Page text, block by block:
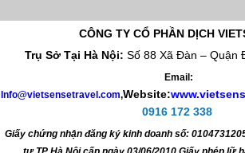
CÔNG TY CỔ PHẦN DỊCH
Trụ Sở Tại Hà Nội: Số 88 Xã Đàn – Quận
Email:
Info@vietsensetravel.com,Website:
0916 172 338
Giấy chứng nhận đăng ký kinh doanh số: